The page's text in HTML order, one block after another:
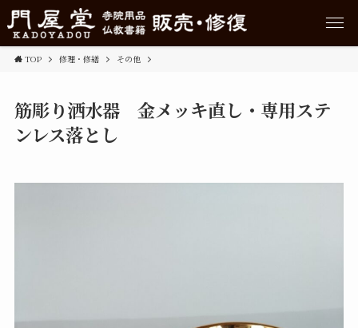
TOP 修理・修繕 その他
筋彫り洒水器 金メッキ直し・専用ステ
ンレス落とし